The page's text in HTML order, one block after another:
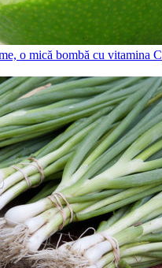
o mică bombă cu vitamina C